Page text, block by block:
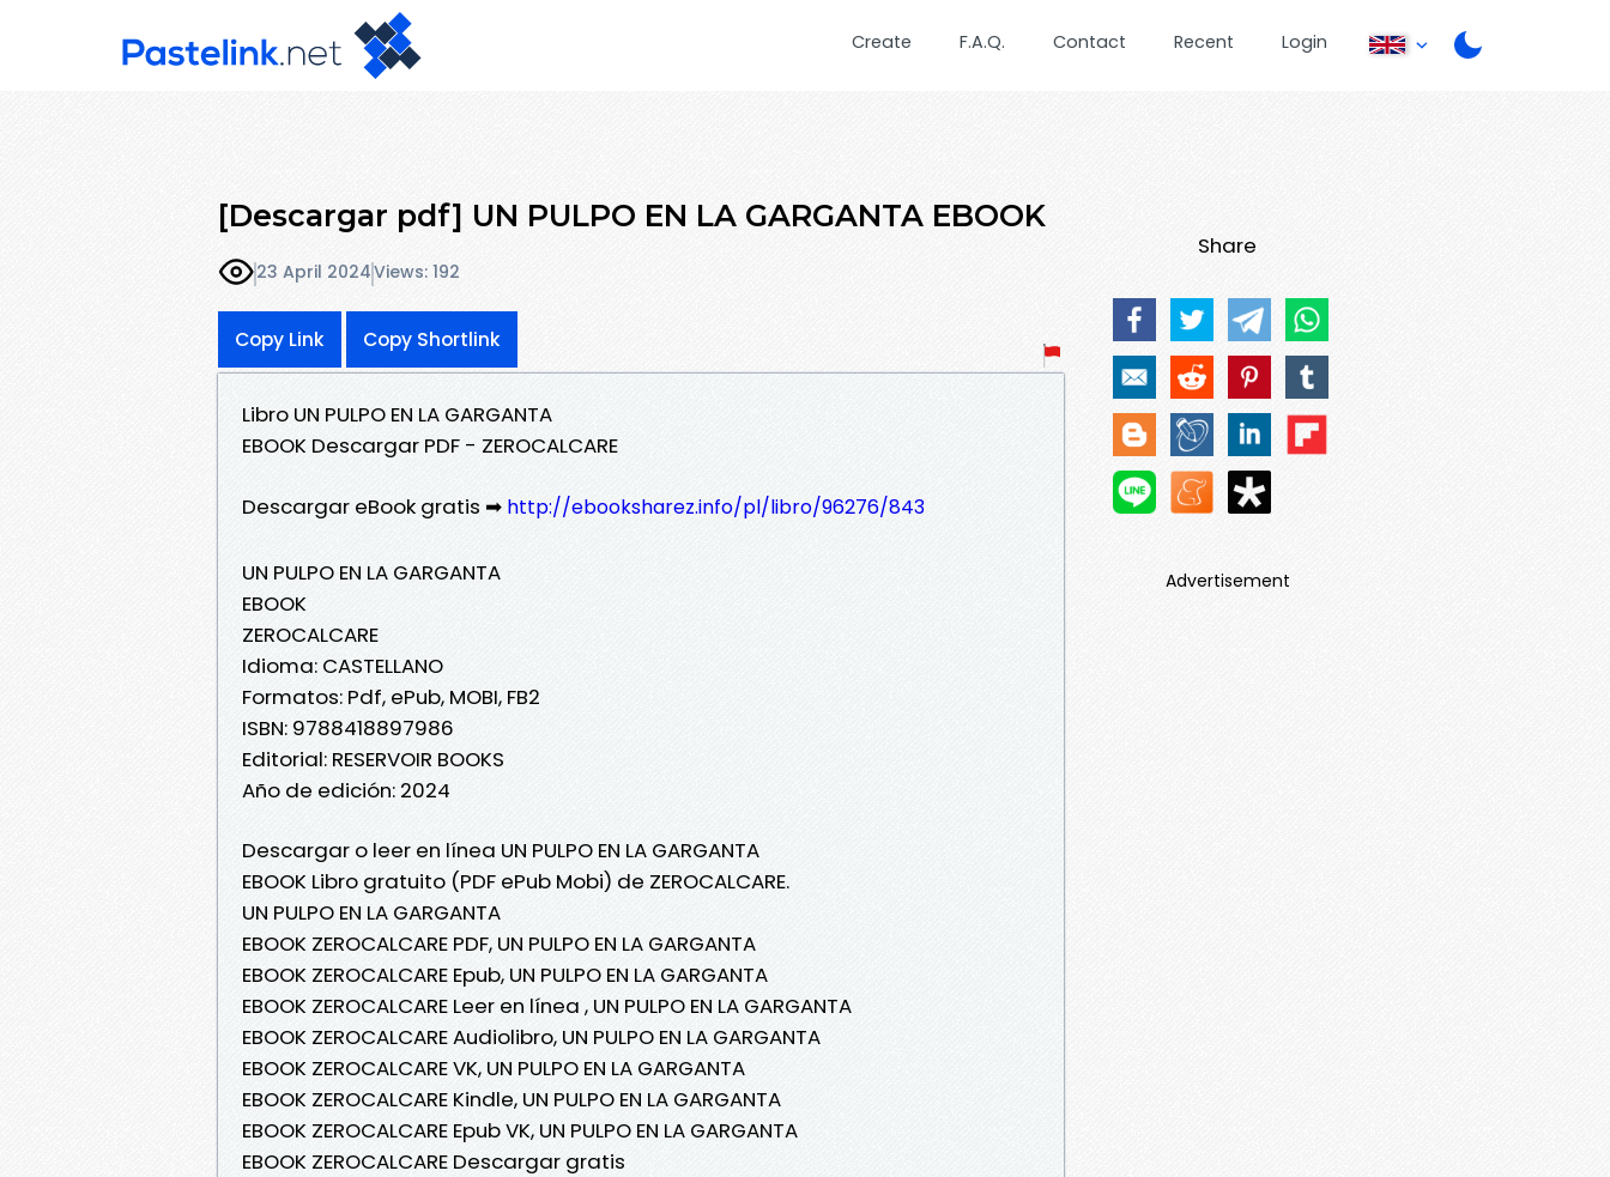
Create F.A.Q. Contact Recent Login
[Descargar pdf] UN PULPO EN LA GARGANTA EBOOK
23 April 2024Views: 192
Copy Link Copy Shortlink
Libro UN PULPO EN LA GARGANTA
EBOOK Descargar PDF - ZEROCALCARE
Descargar eBook gratis ➡ http://ebooksharez.info/pl/libro/96276/843
UN PULPO EN LA GARGANTA
EBOOK
ZEROCALCARE
Idioma: CASTELLANO
Formatos: Pdf, ePub, MOBI, FB2
ISBN: 9788418897986
Editorial: RESERVOIR BOOKS
Año de edición: 2024
Descargar o leer en línea UN PULPO EN LA GARGANTA
EBOOK Libro gratuito (PDF ePub Mobi) de ZEROCALCARE.
UN PULPO EN LA GARGANTA
EBOOK ZEROCALCARE PDF, UN PULPO EN LA GARGANTA
EBOOK ZEROCALCARE Epub, UN PULPO EN LA GARGANTA
EBOOK ZEROCALCARE Leer en línea , UN PULPO EN LA GARGANTA
EBOOK ZEROCALCARE Audiolibro, UN PULPO EN LA GARGANTA
EBOOK ZEROCALCARE VK, UN PULPO EN LA GARGANTA
EBOOK ZEROCALCARE Kindle, UN PULPO EN LA GARGANTA
EBOOK ZEROCALCARE Epub VK, UN PULPO EN LA GARGANTA
EBOOK ZEROCALCARE Descargar gratis
Share
Advertisement